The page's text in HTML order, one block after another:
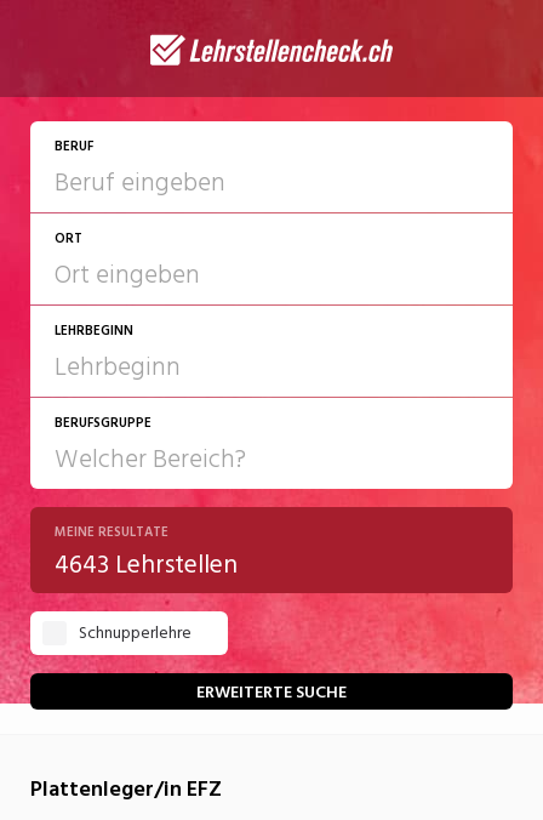
BERUF
ORT
LEHRBEGINN
2027
2028
BERUFSGRUPPE
Chemie/Pharma
Gastgewerbe
Gesundheit/Pflege/Soziales
Handwerk/Technik
Kultur
MEINE RESULTATE
4643 Lehrstellen
Schnupperlehre
ERWEITERTE SUCHE
Plattenleger/in EFZ